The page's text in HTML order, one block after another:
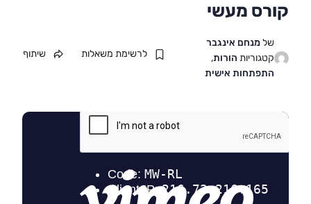
קורס מעשי
שלמנחם אינגבר
קטגוריות הורות,
התפתחות אישית
לרשימת משאלות שיתוף